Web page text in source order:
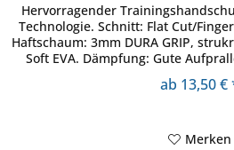
Hervorragender
Technologie. Schnitt: Flat Cut/
Haftschaum: 3mm DURA GRIP,
Soft EVA. Dämpfung: Gute
ab 13,50 €
Merken